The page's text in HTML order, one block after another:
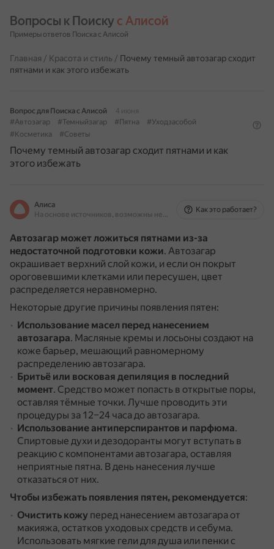
Вопросы к Поиску с Алисой
Примеры ответов Поиска с Алисой
Главная / Красота и стиль / Почему темный автозагар сходит
пятнами и как этого избежать
Вопрос для Поиска с Алисой
4 июня
#Автозагар
#Темныйзагар #Пятна
#Уходзасобой
#Косметика
#Советы
Почему темный автозагар сходит пятнами и как
этого избежать
Алиса
На основе источников, возможны неточности
Как это работает?
Автозагар может ложиться пятнами из-за
недостаточной подготовки кожи. Автозагар
окрашивает верхний слой кожи, и если он покрыт
ороговевшими клетками или пересушен, цвет
распределяется неравномерно.
Некоторые другие причины появления пятен:
Использование масел перед нанесением
автозагара. Масляные кремы и лосьоны создают на
коже барьер, мешающий равномерному
распределению автозагара.
Бритьё или восковая депиляция в последний
момент. Средство может попасть в открытые поры,
оставляя тёмные точки. Лучше проводить эти
процедуры за 12–24 часа до автозагара.
Использование антиперспирантов и парфюма.
Спиртовые духи и дезодоранты могут вступать в
реакцию с компонентами автозагара, оставляя
неприятные пятна. В день нанесения лучше
отказаться от них.
Чтобы избежать появления пятен, рекомендуется:
Очистить кожу перед нанесением автозагара от
макияжа, остатков уходовых средств и себума.
Использовать мягкие гели для душа или пенки с